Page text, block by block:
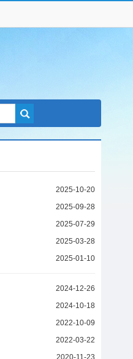
2025-10-20
2025-09-28
2025-07-29
2025-03-28
2025-01-10
2024-12-26
2024-10-18
2022-10-09
2022-03-22
2020-11-23